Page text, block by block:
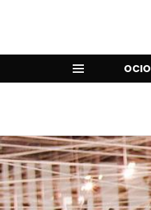
OCIO